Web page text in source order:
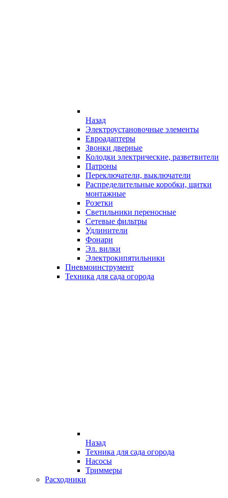
Назад
Электроустановочные элементы
Евроадаптеры
Звонки дверные
Колодки электрические, разветвители
Патроны
Переключатели, выключатели
Распределительные коробки, щитки
монтажные
Розетки
Светильники переносные
Сетевые фильтры
Удлинители
Фонари
Эл. вилки
Электрокипятильники
Пневмоинструмент
Техника для сада огорода
Назад
Техника для сада огорода
Насосы
Триммеры
Расходники